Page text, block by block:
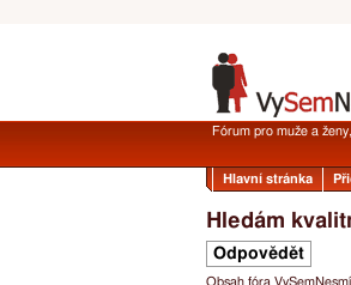
Fórum pro muže a
Hlavní stránka
Hledám
Odpovědět
Obsah fóra